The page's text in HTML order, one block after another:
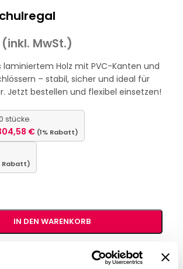
(inkl. MwSt.)
laminiertem Holz mit PVC-Kanten und
– stabil, sicher und ideal für
Jetzt bestellen und flexibel einsetzen!
stücke
€ (1% Rabatt)
Rabatt)
IN DEN WARENKORB
B2B-Angebot